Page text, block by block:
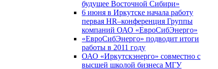
будущее Восточной Сибири»
6 июня в Иркутске начала работу
первая HR–конференция Группы
компаний ОАО «ЕвроСибЭнерго»
«ЕвроСибЭнерго» подводит итоги
работы в 2011 году
ОАО «Иркутскэнерго» совместно с
высшей школой бизнеса МГУ